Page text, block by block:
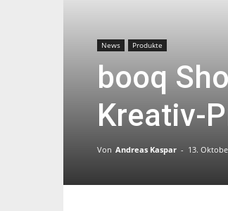
News Produkte
booq
Kreativ-
Von Andreas Kaspar - 13.